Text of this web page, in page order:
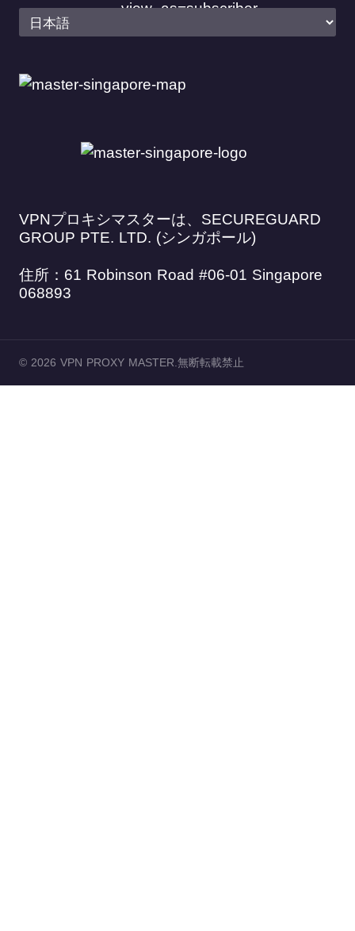
VPNプロキシマスターは、SECUREGUARD
GROUP PTE. LTD. (シンガポール)
住所：61 Robinson Road #06-01 Singapore
068893
© 2026 VPN PROXY MASTER.無断転載禁止